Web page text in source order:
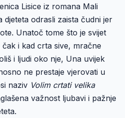
Lisice iz romana Mali
djeteta odrasli zaista čudni jer
Unatoč tome što je svijet
i kad crta sive, mračne
i ljudi oko nje, Una uvijek
ne prestaje vjerovati u
naziv Volim crtati velika
važnost ljubavi i pažnje